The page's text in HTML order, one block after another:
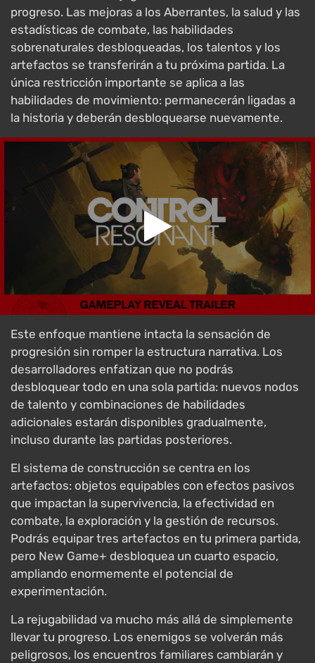
progreso. Las mejoras a los Aberrantes, la salud y las
estadísticas de combate, las habilidades
sobrenaturales desbloqueadas, los talentos y los
artefactos se transferirán a tu próxima partida. La
única restricción importante se aplica a las
habilidades de movimiento: permanecerán ligadas a
la historia y deberán desbloquearse nuevamente.
Este enfoque mantiene intacta la sensación de
progresión sin romper la estructura narrativa. Los
desarrolladores enfatizan que no podrás
desbloquear todo en una sola partida: nuevos nodos
de talento y combinaciones de habilidades
adicionales estarán disponibles gradualmente,
incluso durante las partidas posteriores.
El sistema de construcción se centra en los
artefactos: objetos equipables con efectos pasivos
que impactan la supervivencia, la efectividad en
combate, la exploración y la gestión de recursos.
Podrás equipar tres artefactos en tu primera partida,
pero New Game+ desbloquea un cuarto espacio,
ampliando enormemente el potencial de
experimentación.
La rejugabilidad va mucho más allá de simplemente
llevar tu progreso. Los enemigos se volverán más
peligrosos, los encuentros familiares cambiarán y